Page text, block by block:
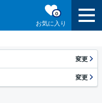
お気に入り
0
変更
変更